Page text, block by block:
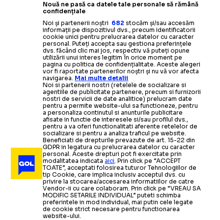
CAMPIONATE
LOVITURĂ DE TEATRU ÎN SPANIA Rodrirefuză Real
Nouă ne pasă ca datele tale personale să rămână
confidențiale
Noi și partenerii noștri 682 stocăm și/sau accesăm
informații pe dispozitivul dvs., precum identificatorii
cookie unici pentru prelucrarea datelor cu caracter
personal. Puteți accepta sau gestiona preferințele
dvs. făcând clic mai jos, respectiv vă puteți opune
utilizării unui interes legitim în orice moment pe
pagina cu politica de confidențialitate. Aceste alegeri
vor fi raportate partenerilor noștri și nu vă vor afecta
navigarea. Mai multe detalii
Noi si partenerii nostri (retelele de socializare si
agentiile de publicitate partenere, precum si furnizorii
nostri de servicii de date analitice) prelucram date
pentru a permite website-ului sa functioneze, pentru
a personaliza continutul si anunturile publicitare
afisate in functie de interesele si/sau profilul dvs.,
pentru a va oferi functionalitati aferente retelelor de
socializare si pentru a analiza traficul pe website.
Beneficiati de drepturile prevazute de art. 15-22 din
GDPR in legatura cu prelucrarea datelor cu caracter
personal. Aceste drepturi pot fi exercitate prin
modalitatea indicataaici. Prin click pe “ACCEPT
TOATE”, acceptati folosirea tuturor Tehnologiilor de
tip Cookie, care implica inclusiv acceptul dvs. cu
privire la stocarea/accesarea informatiilor de catre
Vendor-ii cu care colaboram. Prin click pe “VREAU SA
MODIFIC SETARILE INDIVIDUAL” puteti schimba
preferintele in mod individual, mai putin cele legate
de cookie strict necesare pentru functionarea
website-ului.